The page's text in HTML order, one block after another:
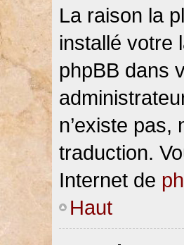
La raison la
installé votre
phpBB dans
n’existe pas,
traduction.
Internet de
Haut